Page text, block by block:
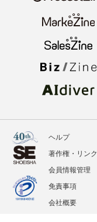
ヘルプ
著作権・リンク
会員情報管理
免責事項
会社概要